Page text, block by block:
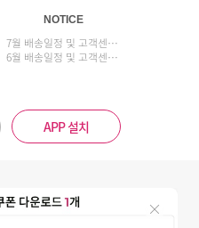
NOTICE
7월 배송일정 및 고객센터 업무 안내
6월 배송일정 및 고객센터 업무 안내
APP 설치